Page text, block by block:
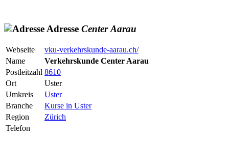
Adresse Center Aarau
Webseite
vku-verkehrskunde-aarau.ch/
Name
Verkehrskunde Center Aarau
Postleitzahl 8610
Ort
Uster
Umkreis
Uster
Branche
Kurse in Uster
Region
Zürich
Telefon